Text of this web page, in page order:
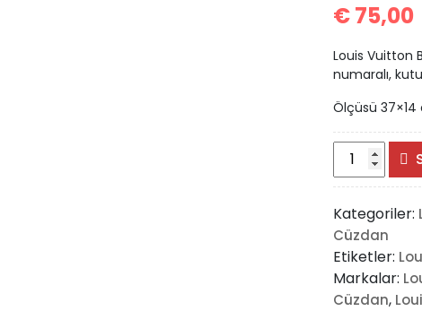
€75,00
Louis Vuitton
numaralı,
Ölçüsü 37×14
Louis
Vuitton
Bumbag
adet
Kategoriler:
Cüzdan
Etiketler:
Markalar:
Cüzdan,